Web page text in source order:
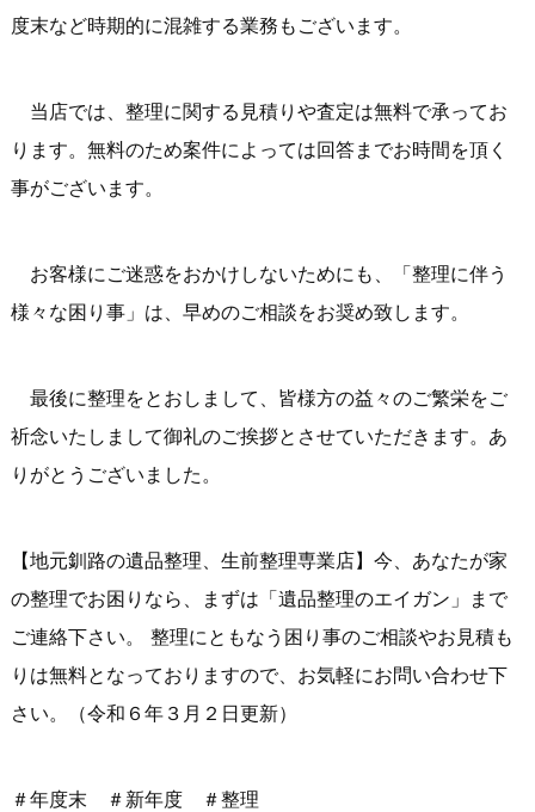
度末など時期的に混雑する業務もございます。
当店では、整理に関する見積りや査定は無料で承ってお
ります。無料のため案件によっては回答までお時間を頂く
事がございます。
お客様にご迷惑をおかけしないためにも、「整理に伴う
様々な困り事」は、早めのご相談をお奨め致します。
最後に整理をとおしまして、皆様方の益々のご繁栄をご
祈念いたしまして御礼のご挨拶とさせていただきます。あ
りがとうございました。
【地元釧路の遺品整理、生前整理専業店】今、あなたが家
の整理でお困りなら、まずは「遺品整理のエイガン」まで
ご連絡下さい。 整理にともなう困り事のご相談やお見積も
りは無料となっておりますので、お気軽にお問い合わせ下
さい。（令和６年３月２日更新）
＃年度末 ＃新年度 ＃整理